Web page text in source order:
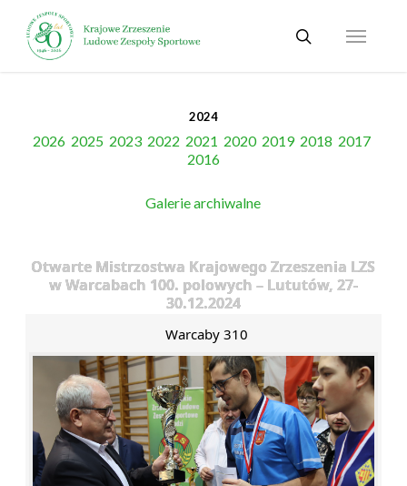
main
content
search
Menu
2024
2026 2025 2023 2022 2021 2020 2019 2018 2017
2016
Galerie archiwalne
Otwarte Mistrzostwa Krajowego Zrzeszenia LZS
w Warcabach 100. polowych – Lututów, 27-
30.12.2024
Warcaby 310